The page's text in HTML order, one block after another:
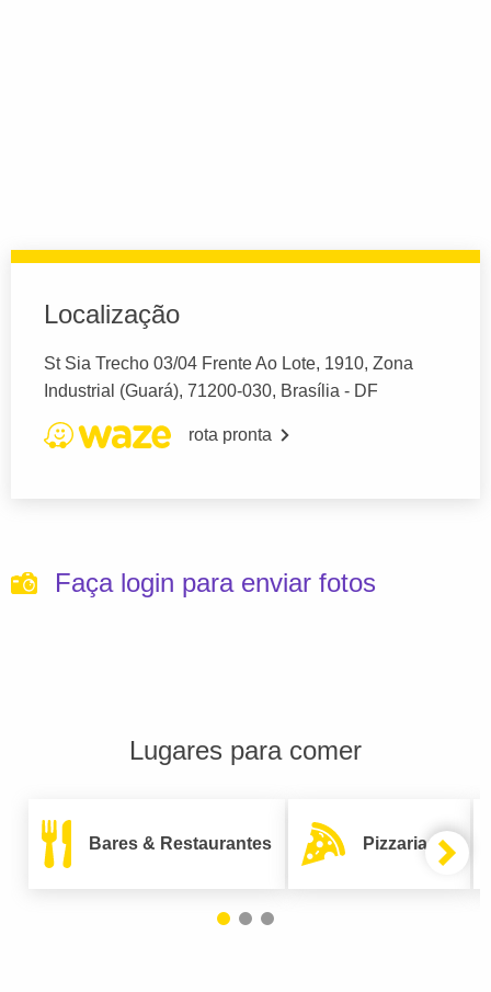
Localização
St Sia Trecho 03/04 Frente Ao Lote, 1910, Zona
Industrial (Guará), 71200-030, Brasília - DF
rota pronta
Faça login para enviar fotos
Lugares para comer
Bares & Restaurantes Pizzarias